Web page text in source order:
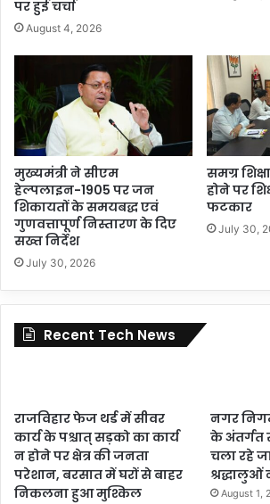
पर हुई चर्चा
August 4, 2026
मुख्यमंत्री ने सीएम
हेल्पलाइन-1905 पर जन
शिकायतों के समयबद्ध एवं
गुणवत्तापूर्ण निस्तारण के दिए
सख्त निर्देश
July 30, 2026
समग्र
होने पर
फटकार
July 30,
Recent Tech News
राजविहार फेज थर्ड में सीवर
कार्य के पश्चात् सड़को का कार्य
न होने पर क्षेत्र की जनता
परेशान, बरसात में घरों से बाहर
निकलना हुआ मुश्किल
नगर
के अंतर्गत
चला रहे
श्रद्धालुओं
August 1,